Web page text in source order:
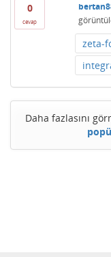
0
cevap
zeta-
Daha fazlasını